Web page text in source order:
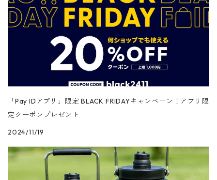
「Pay IDアプリ」限定 BLACK FRIDAYキャンペーン！アプリ限
定クーポンプレゼント
2024/11/19